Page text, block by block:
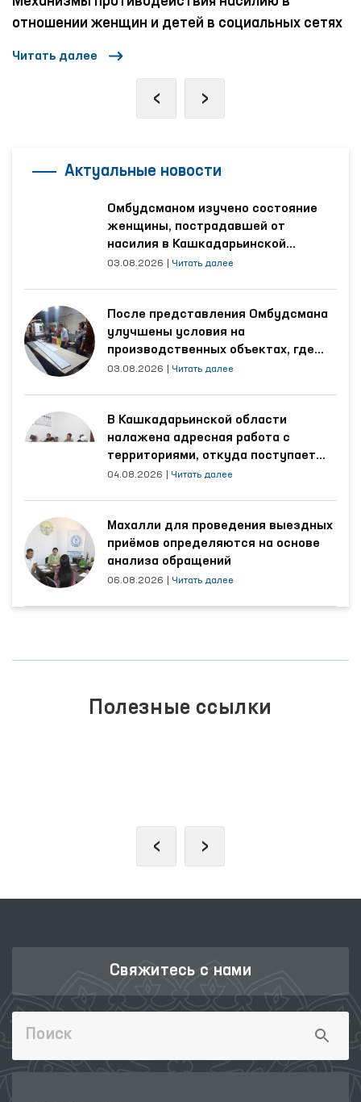
отношении женщин и детей в социальных сетях
Читать далее
‹ ›
Актуальные новости
Омбудсманом изучено состояние
женщины, пострадавшей от
насилия в Кашкадарьинской
области
03.08.2026 Читать далее
После представления Омбудсмана
улучшены условия на
производственных объектах, где
трудятся осуждённые
03.08.2026 Читать далее
В Кашкадарьинской области
налажена адресная работа с
территориями, откуда поступает
наибольшее количество обращений
04.08.2026 Читать далее
Махалли для проведения выездных
приёмов определяются на основе
анализа обращений
06.08.2026 Читать далее
Полезные ссылки
‹ ›
Свяжитесь с нами